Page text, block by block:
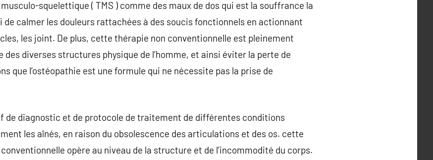
squelettique ( TMS ) comme des maux de dos qui est la souffrance la
calmer les douleurs rattachées à des soucis fonctionnels en actionnant
les joint. De plus, cette thérapie non conventionnelle est pleinement
des diverses structures physique de l’homme, et ainsi éviter la perte de
que l’ostéopathie est une formule qui ne nécessite pas la prise de
de diagnostic et de protocole de traitement de différentes conditions
les aînés, en raison du obsolescence des articulations et des os. cette
opère au niveau de la structure et de l’incommodité du corps.